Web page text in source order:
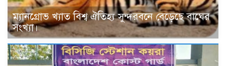
ম্যানগ্রোভ খ্যাত বিশ্ব ঐতিহ্য সুন্দরবনে বেড়েছে বাঘের
সংখ্যা।